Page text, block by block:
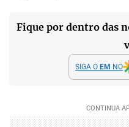
Fique por dentro das
SIGA O EM NO